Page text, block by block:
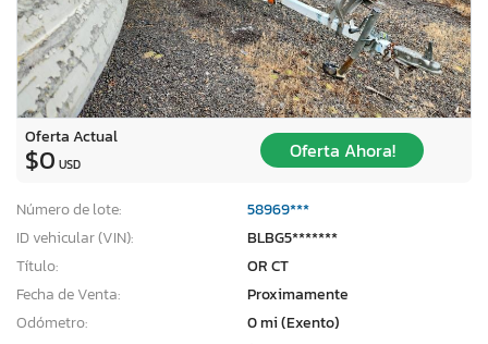
Oferta Actual
$0 USD
Oferta Ahora!
Número de lote:
58969***
ID vehicular (VIN):
BLBG5*******
Título:
OR CT
Fecha de Venta:
Proximamente
Odómetro:
0 mi (Exento)